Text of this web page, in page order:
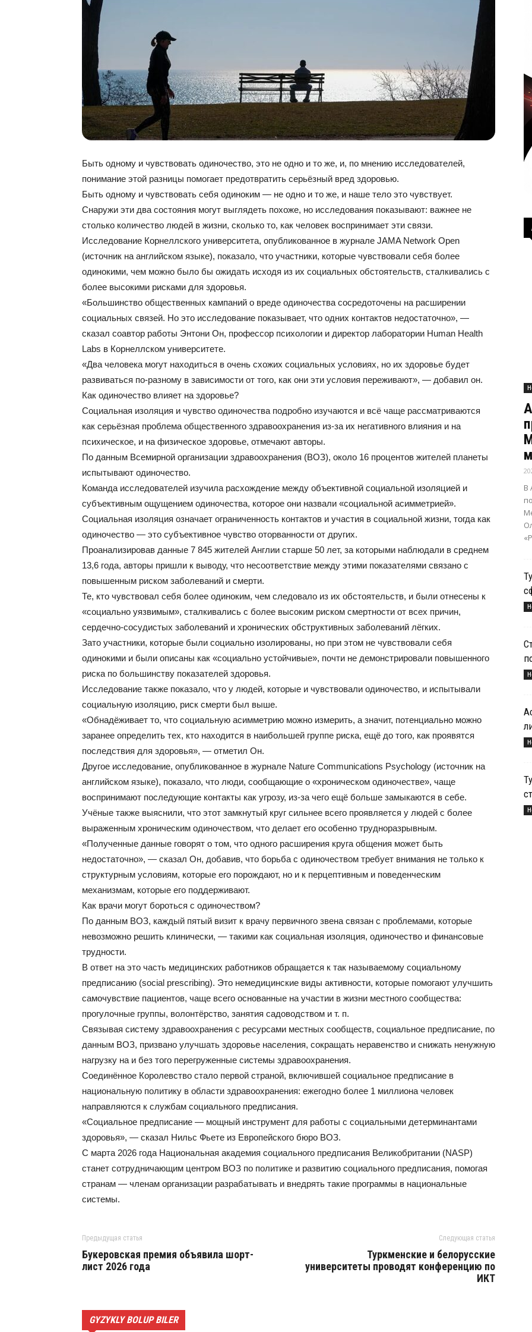
Быть одному и чувствовать одиночество, это не одно и то же, и, по мнению исследователей,
понимание этой разницы помогает предотвратить серьёзный вред здоровью.
Быть одному и чувствовать себя одиноким — не одно и то же, и наше тело это чувствует.
Снаружи эти два состояния могут выглядеть похоже, но исследования показывают: важнее не
столько количество людей в жизни, сколько то, как человек воспринимает эти связи.
Исследование Корнеллского университета, опубликованное в журнале JAMA Network Open
(источник на английском языке), показало, что участники, которые чувствовали себя более
одинокими, чем можно было бы ожидать исходя из их социальных обстоятельств, сталкивались с
более высокими рисками для здоровья.
«Большинство общественных кампаний о вреде одиночества сосредоточены на расширении
социальных связей. Но это исследование показывает, что одних контактов недостаточно», —
сказал соавтор работы Энтони Он, профессор психологии и директор лаборатории Human Health
Labs в Корнеллском университете.
«Два человека могут находиться в очень схожих социальных условиях, но их здоровье будет
развиваться по‑разному в зависимости от того, как они эти условия переживают», — добавил он.
Как одиночество влияет на здоровье?
Социальная изоляция и чувство одиночества подробно изучаются и всё чаще рассматриваются
как серьёзная проблема общественного здравоохранения из‑за их негативного влияния и на
психическое, и на физическое здоровье, отмечают авторы.
По данным Всемирной организации здравоохранения (ВОЗ), около 16 процентов жителей планеты
испытывают одиночество.
Команда исследователей изучила расхождение между объективной социальной изоляцией и
субъективным ощущением одиночества, которое они назвали «социальной асимметрией».
Социальная изоляция означает ограниченность контактов и участия в социальной жизни, тогда как
одиночество — это субъективное чувство оторванности от других.
Проанализировав данные 7 845 жителей Англии старше 50 лет, за которыми наблюдали в среднем
13,6 года, авторы пришли к выводу, что несоответствие между этими показателями связано с
повышенным риском заболеваний и смерти.
Те, кто чувствовал себя более одиноким, чем следовало из их обстоятельств, и были отнесены к
«социально уязвимым», сталкивались с более высоким риском смертности от всех причин,
сердечно‑сосудистых заболеваний и хронических обструктивных заболеваний лёгких.
Зато участники, которые были социально изолированы, но при этом не чувствовали себя
одинокими и были описаны как «социально устойчивые», почти не демонстрировали повышенного
риска по большинству показателей здоровья.
Исследование также показало, что у людей, которые и чувствовали одиночество, и испытывали
социальную изоляцию, риск смерти был выше.
«Обнадёживает то, что социальную асимметрию можно измерить, а значит, потенциально можно
заранее определить тех, кто находится в наибольшей группе риска, ещё до того, как проявятся
последствия для здоровья», — отметил Он.
Другое исследование, опубликованное в журнале Nature Communications Psychology (источник на
английском языке), показало, что люди, сообщающие о «хроническом одиночестве», чаще
воспринимают последующие контакты как угрозу, из‑за чего ещё больше замыкаются в себе.
Учёные также выяснили, что этот замкнутый круг сильнее всего проявляется у людей с более
выраженным хроническим одиночеством, что делает его особенно трудноразрывным.
«Полученные данные говорят о том, что одного расширения круга общения может быть
недостаточно», — сказал Он, добавив, что борьба с одиночеством требует внимания не только к
структурным условиям, которые его порождают, но и к перцептивным и поведенческим
механизмам, которые его поддерживают.
Как врачи могут бороться с одиночеством?
По данным ВОЗ, каждый пятый визит к врачу первичного звена связан с проблемами, которые
невозможно решить клинически, — такими как социальная изоляция, одиночество и финансовые
трудности.
В ответ на это часть медицинских работников обращается к так называемому социальному
предписанию (social prescribing). Это немедицинские виды активности, которые помогают улучшить
самочувствие пациентов, чаще всего основанные на участии в жизни местного сообщества:
прогулочные группы, волонтёрство, занятия садоводством и т. п.
Связывая систему здравоохранения с ресурсами местных сообществ, социальное предписание, по
данным ВОЗ, призвано улучшать здоровье населения, сокращать неравенство и снижать ненужную
нагрузку на и без того перегруженные системы здравоохранения.
Соединённое Королевство стало первой страной, включившей социальное предписание в
национальную политику в области здравоохранения: ежегодно более 1 миллиона человек
направляются к службам социального предписания.
«Социальное предписание — мощный инструмент для работы с социальными детерминантами
здоровья», — сказал Нильс Фьете из Европейского бюро ВОЗ.
С марта 2026 года Национальная академия социального предписания Великобритании (NASP)
станет сотрудничающим центром ВОЗ по политике и развитию социального предписания, помогая
странам — членам организации разрабатывать и внедрять такие программы в национальные
системы.
Предыдущая статья
Букеровская премия объявила шорт-
лист 2026 года
Следующая статья
Туркменские и белорусские
университеты проводят конференцию по
ИКТ
GYZYKLY BOLUP BILER
В